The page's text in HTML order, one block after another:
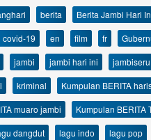
berita Berita Jambi Hari
covid-19 en film fr
jambi jambi hari ini jambiseru
kriminal
Kumpulan BERITA
muaro jambi
Kumpulan BERITA
dangdut lagu indo lagu pop